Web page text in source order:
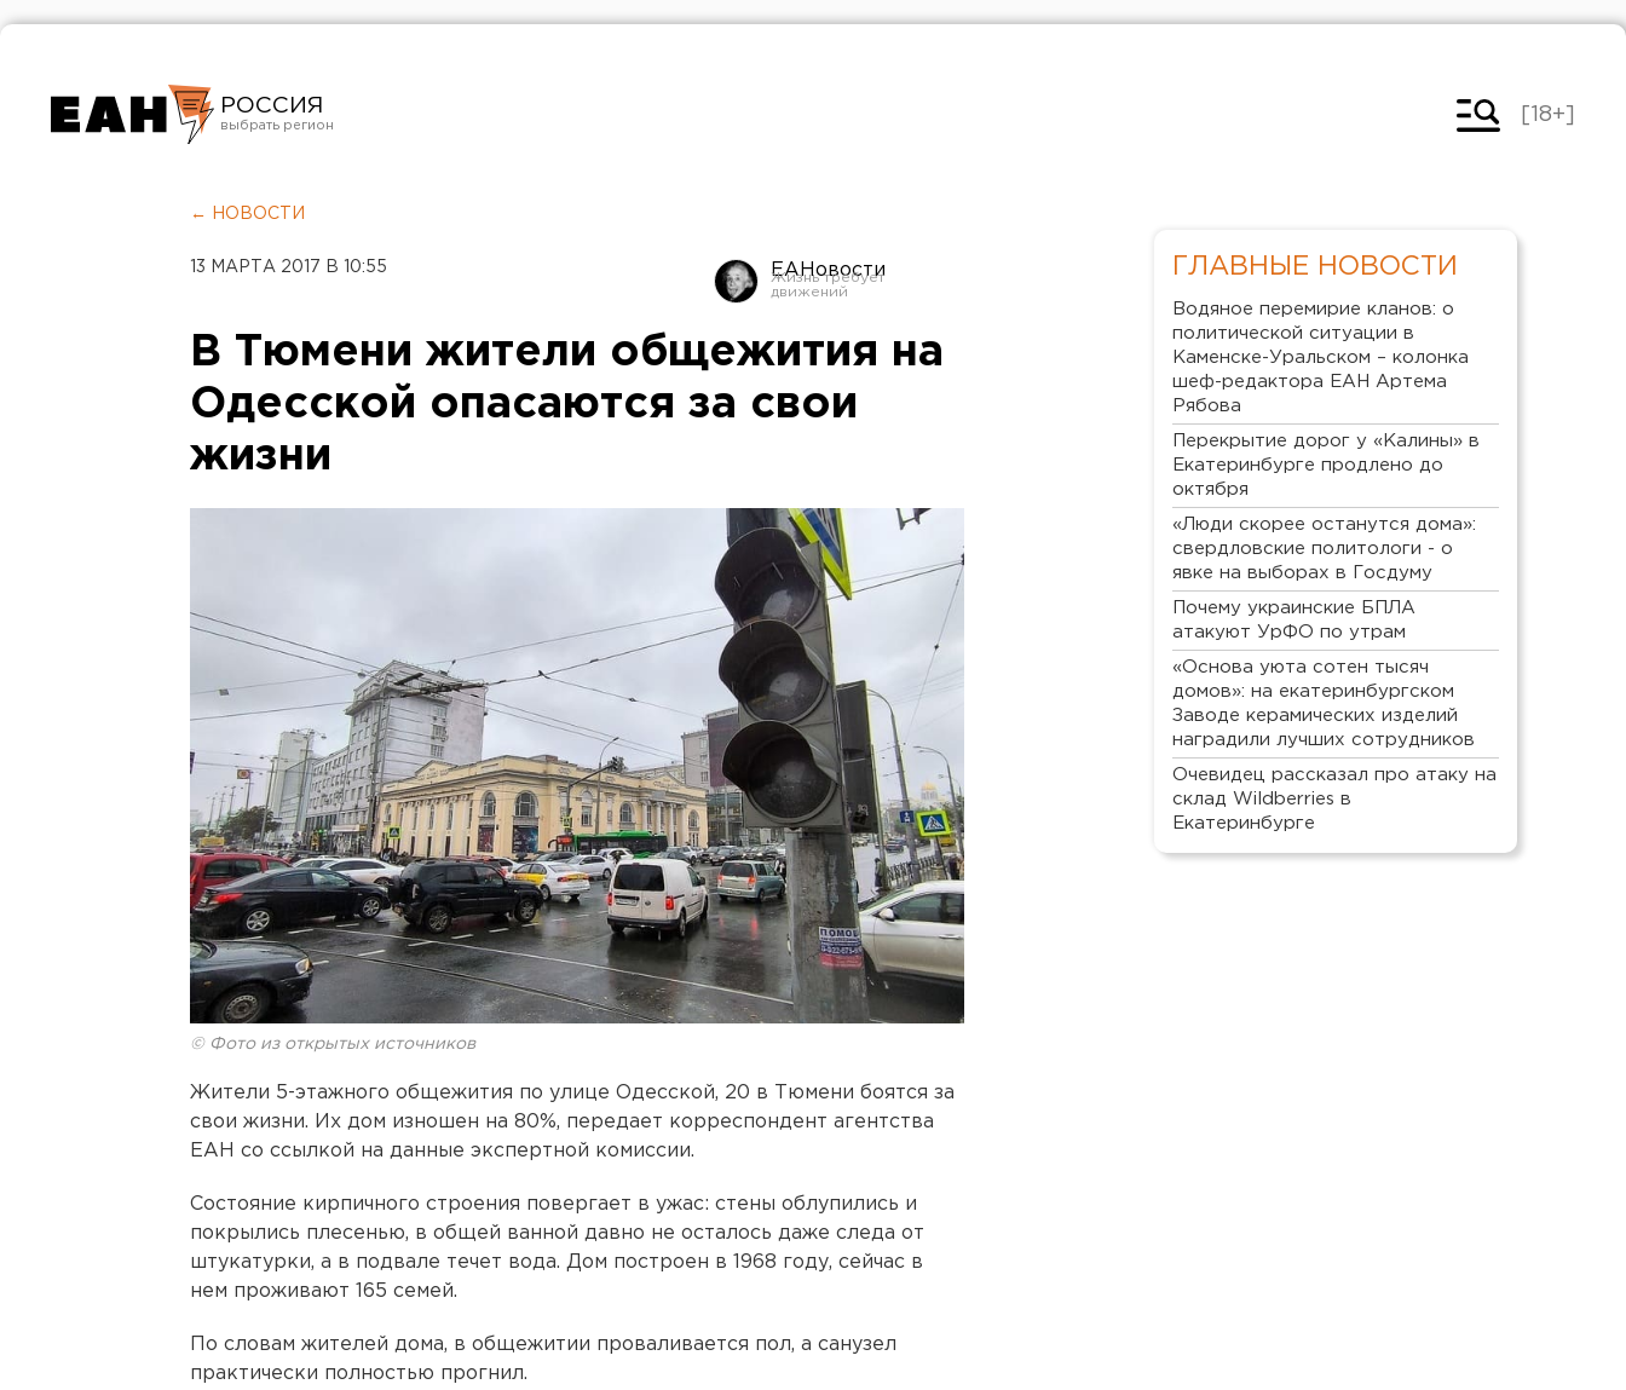
РОССИЯ
Челябинск
[18+]
← НОВОСТИ
13 МАРТА 2017 В 10:55 ЕАНовости
В Тюмени жители общежития на
Одесской опасаются за свои
жизни
© Фото из открытых источников
Жители 5-этажного общежития по улице Одесской, 20 в Тюмени боятся за
свои жизни. Их дом изношен на 80%, передает корреспондент агентства
ЕАН со ссылкой на данные экспертной комиссии.
Состояние кирпичного строения повергает в ужас: стены облупились и
покрылись плесенью, в общей ванной давно не осталось даже следа от
штукатурки, а в подвале течет вода. Дом построен в 1968 году, сейчас в
нем проживают 165 семей.
По словам жителей дома, в общежитии проваливается пол, а санузел
практически полностью прогнил.
ГЛАВНЫЕ НОВОСТИ
Водяное перемирие кланов: о
политической ситуации в
Каменске-Уральском – колонка
шеф-редактора ЕАН Артема
Рябова
Перекрытие дорог у «Калины» в
Екатеринбурге продлено до
октября
«Люди скорее останутся дома»:
свердловские политологи - о
явке на выборах в Госдуму
Почему украинские БПЛА
атакуют УрФО по утрам
«Основа уюта сотен тысяч
домов»: на екатеринбургском
Заводе керамических изделий
наградили лучших сотрудников
Очевидец рассказал про атаку на
склад Wildberries в
Екатеринбурге